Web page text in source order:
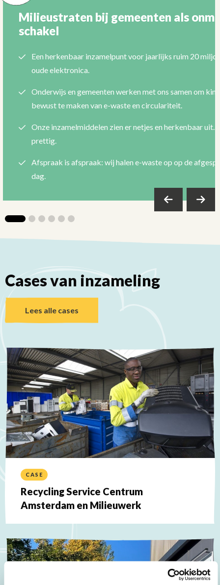
Milieustraten bij gemeenten als
schakel
Een herkenbaar inzamelpunt voor jaarlijks ruim 20
oude elektronica.
Onderwijs en gemeenten werken met ons samen om
bewust te maken van e-waste en circulariteit.
Onze inzamelmiddelen zien er netjes en herkenbaar uit.
prettig.
Afspraak is afspraak: wij halen e-waste op op de
dag.
Cases van inzameling
Lees alle cases
CASE
Recycling Service Centrum
Amsterdam en Milieuwerk
meer
over